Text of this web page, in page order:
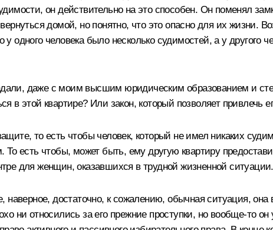
он действительно на это способен. Он поменял
домой, но понятно, что это опасно для их жизни.
одного человека было несколько судимостей, а у
даже с моим высшим юридическим образованием и
в этой квартире? Или закон, который позволяет привлечь
то есть чтобы человек, который не имел никаких
То есть чтобы, может быть, ему другую квартиру
для женщин, оказавшихся в трудной жизненной ситуации.
наверное, достаточно, к сожалению, обычная ситуация,
ни относились за его прежние проступки, но вообще‑то